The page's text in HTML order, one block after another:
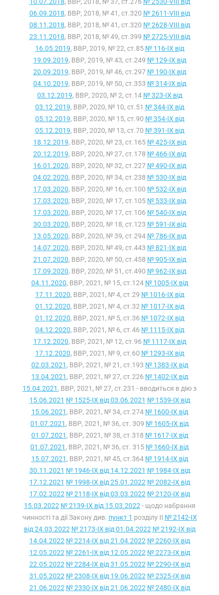
06.09.2018, ВВР, 2018, № 41, ст.320 № 2611-VIII від
08.11.2018, ВВР, 2018, № 41, ст.320 № 2628-VIII від
23.11.2018, ВВР, 2018, № 49, ст.399 № 2725-VIII від
16.05.2019, ВВР, 2019, № 22, ст.85 № 116-IX від
19.09.2019, ВВР, 2019, № 43, ст.249 № 129-IX від
20.09.2019, ВВР, 2019, № 46, ст.297 № 190-IX від
04.10.2019, ВВР, 2019, № 50, ст.353 № 314-IX від
03.12.2019, ВВР, 2020, № 2, ст.14 № 323-IX від
03.12.2019, ВВР, 2020, № 10, ст.51 № 344-IX від
05.12.2019, ВВР, 2020, № 15, ст.90 № 354-IX від
05.12.2019, ВВР, 2020, № 13, ст.70 № 391-IX від
18.12.2019, ВВР, 2020, № 23, ст.165 № 425-IX від
20.12.2019, ВВР, 2020, № 27, ст.178 № 466-IX від
16.01.2020, ВВР, 2020, № 32, ст.227 № 490-IX від
04.02.2020, ВВР, 2020, № 34, ст.238 № 530-IX від
17.03.2020, ВВР, 2020, № 16, ст.100 № 532-IX від
17.03.2020, ВВР, 2020, № 17, ст.105 № 533-IX від
17.03.2020, ВВР, 2020, № 17, ст.106 № 540-IX від
30.03.2020, ВВР, 2020, № 18, ст.123 № 591-IX від
13.05.2020, ВВР, 2020, № 39, ст.294 № 786-IX від
14.07.2020, ВВР, 2020, № 49, ст.443 № 821-IX від
21.07.2020, ВВР, 2020, № 50, ст.458 № 905-IX від
17.09.2020, ВВР, 2020, № 51, ст.490 № 962-IX від
04.11.2020, ВВР, 2021, № 15, ст.124 № 1005-IX від
17.11.2020, ВВР, 2021, № 4, ст.29 № 1016-IX від
01.12.2020, ВВР, 2021, № 4, ст.32 № 1017-IX від
01.12.2020, ВВР, 2021, № 5, ст.36 № 1072-IX від
04.12.2020, ВВР, 2021, № 6, ст.46 № 1115-IX від
17.12.2020, ВВР, 2021, № 12, ст.96 № 1117-IX від
17.12.2020, ВВР, 2021, № 9, ст.60 № 1293-IX від
02.03.2021 , ВВР, 2021, № 21, ст.193 № 1383-IX від
13.04.2021 , ВВР, 2021, № 27, ст.226 № 1402-IX від
15.04.2021 , ВВР, 2021, № 27, ст.231 - вводиться в дію з
15.06.2021 № 1525-IX від 03.06.2021 № 1539-IX від
15.06.2021 , ВВР, 2021, № 34, ст.274 № 1600-IX від
01.07.2021 , ВВР, 2021, № 36, ст. 309 № 1605-IX від
01.07.2021 , ВВР, 2021, № 38, ст.318 № 1617-IX від
01.07.2021 , ВВР, 2021, № 36, ст. 315 № 1660-IX від
15.07.2021 , ВВР, 2021, № 45, ст.364 № 1914-IX від
30.11.2021 № 1946-IX від 14.12.2021 № 1984-IX від
17.12.2021 № 1998-IX від 25.01.2022 № 2082-IX від
17.02.2022 № 2118-IX від 03.03.2022 № 2120-IX від
15.03.2022 № 2139-IX від 15.03.2022 - щодо набрання
чинності та дії Закону див. пункт 1 розділу II № 2142-IX
від 24.03.2022 № 2173-IX від 01.04.2022 № 2192-IX від
14.04.2022 № 2214-IX від 21.04.2022 № 2260-IX від
12.05.2022 № 2261-IX від 12.05.2022 № 2273-IX від
22.05.2022 № 2284-IX від 31.05.2022 № 2290-IX від
31.05.2022 № 2308-IX від 19.06.2022 № 2325-IX від
21.06.2022 № 2330-IX від 21.06.2022 № 2480-IX від